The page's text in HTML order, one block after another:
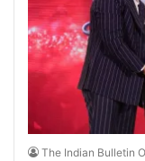
The Indian Bulletin